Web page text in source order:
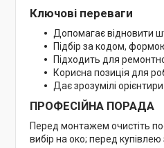
Ключові переваги
Допомагає відновити
Підбір за кодом,
Підходить для
Корисна позиція для
Дає зрозумілі
ПРОФЕСІЙНА ПОРАДА
Перед монтажем очистіть
вибір на око; перед